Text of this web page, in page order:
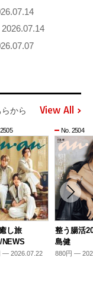
から View All
し旅
NEWS
— 2026.07.22
No. 2504
整う腸活
島健
880円 —